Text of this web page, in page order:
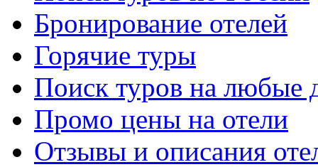
Бронирование отелей
Горячие туры
Поиск туров на любые
Промо цены на отели
Отзывы и описания